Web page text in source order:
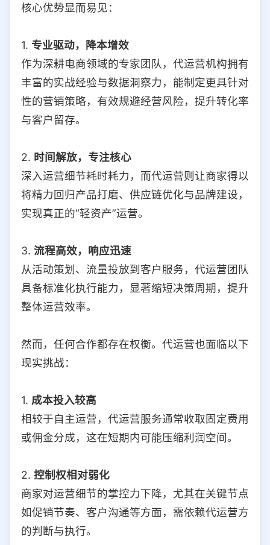
核心优势显而易见：
1. 专业驱动，降本增效
作为深耕电商领域的专家团队，代运营机构拥有
丰富的实战经验与数据洞察力，能制定更具针对
性的营销策略，有效规避经营风险，提升转化率
与客户留存。
2. 时间解放，专注核心
深入运营细节耗时耗力，而代运营则让商家得以
将精力回归产品打磨、供应链优化与品牌建设，
实现真正的“轻资产”运营。
3. 流程高效，响应迅速
从活动策划、流量投放到客户服务，代运营团队
具备标准化执行能力，显著缩短决策周期，提升
整体运营效率。
然而，任何合作都存在权衡。代运营也面临以下
现实挑战：
1. 成本投入较高
相较于自主运营，代运营服务通常收取固定费用
或佣金分成，这在短期内可能压缩利润空间。
2. 控制权相对弱化
商家对运营细节的掌控力下降，尤其在关键节点
如促销节奏、客户沟通等方面，需依赖代运营方
的判断与执行。